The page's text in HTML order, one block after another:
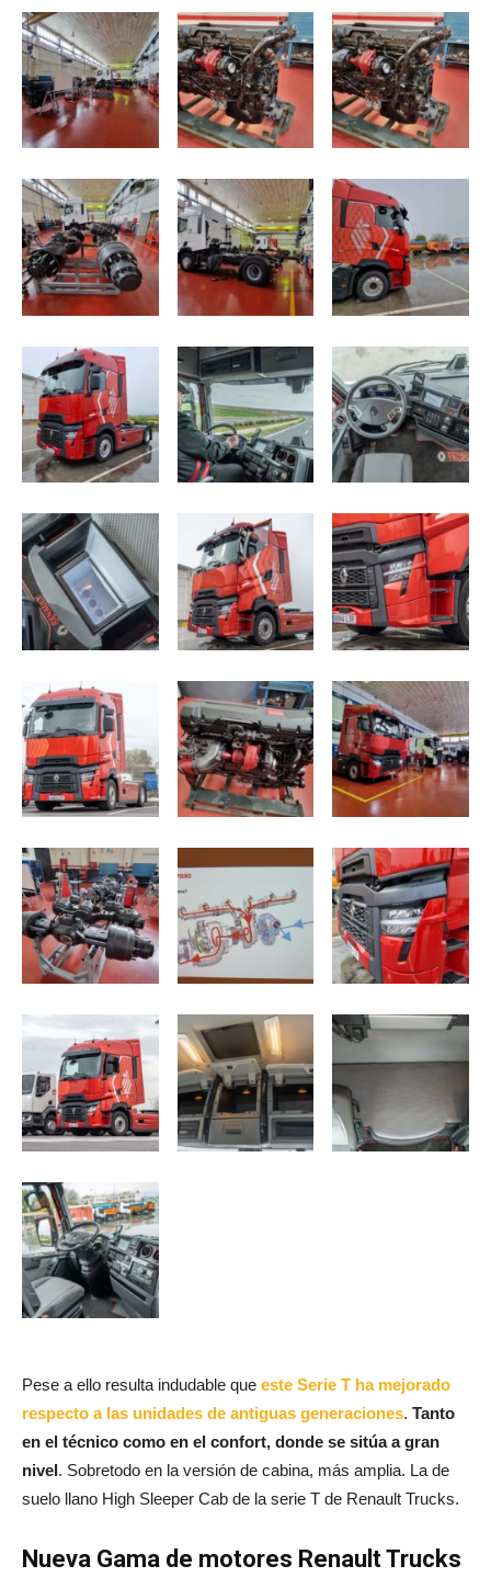
Pese a ello resulta indudable que este Serie T ha mejorado
respecto a las unidades de antiguas generaciones. Tanto
en el técnico como en el confort, donde se sitúa a gran
nivel. Sobretodo en la versión de cabina, más amplia. La de
suelo llano High Sleeper Cab de la serie T de Renault Trucks.
Nueva Gama de motores Renault Trucks